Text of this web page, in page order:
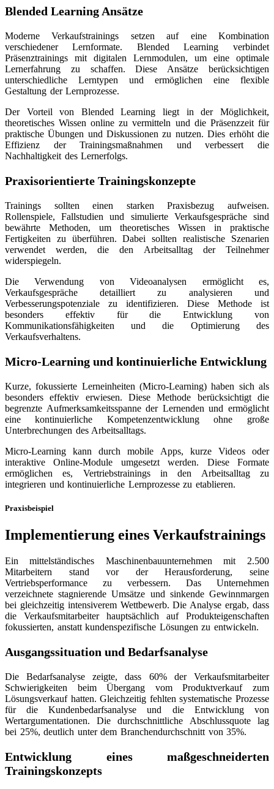
Blended Learning Ansätze
Moderne Verkaufstrainings setzen auf eine Kombination
verschiedener Lernformate. Blended Learning verbindet
Präsenztrainings mit digitalen Lernmodulen, um eine optimale
Lernerfahrung zu schaffen. Diese Ansätze berücksichtigen
unterschiedliche Lerntypen und ermöglichen eine flexible
Gestaltung der Lernprozesse.
Der Vorteil von Blended Learning liegt in der Möglichkeit,
theoretisches Wissen online zu vermitteln und die Präsenzzeit für
praktische Übungen und Diskussionen zu nutzen. Dies erhöht die
Effizienz der Trainingsmaßnahmen und verbessert die
Nachhaltigkeit des Lernerfolgs.
Praxisorientierte Trainingskonzepte
Trainings sollten einen starken Praxisbezug aufweisen.
Rollenspiele, Fallstudien und simulierte Verkaufsgespräche sind
bewährte Methoden, um theoretisches Wissen in praktische
Fertigkeiten zu überführen. Dabei sollten realistische Szenarien
verwendet werden, die den Arbeitsalltag der Teilnehmer
widerspiegeln.
Die Verwendung von Videoanalysen ermöglicht es,
Verkaufsgespräche detailliert zu analysieren und
Verbesserungspotenziale zu identifizieren. Diese Methode ist
besonders effektiv für die Entwicklung von
Kommunikationsfähigkeiten und die Optimierung des
Verkaufsverhaltens.
Micro-Learning und kontinuierliche Entwicklung
Kurze, fokussierte Lerneinheiten (Micro-Learning) haben sich als
besonders effektiv erwiesen. Diese Methode berücksichtigt die
begrenzte Aufmerksamkeitsspanne der Lernenden und ermöglicht
eine kontinuierliche Kompetenzentwicklung ohne große
Unterbrechungen des Arbeitsalltags.
Micro-Learning kann durch mobile Apps, kurze Videos oder
interaktive Online-Module umgesetzt werden. Diese Formate
ermöglichen es, Vertriebstrainings in den Arbeitsalltag zu
integrieren und kontinuierliche Lernprozesse zu etablieren.
Praxisbeispiel
Implementierung eines Verkaufstrainings
Ein mittelständisches Maschinenbauunternehmen mit 2.500
Mitarbeitern stand vor der Herausforderung, seine
Vertriebsperformance zu verbessern. Das Unternehmen
verzeichnete stagnierende Umsätze und sinkende Gewinnmargen
bei gleichzeitig intensiverem Wettbewerb. Die Analyse ergab, dass
die Verkaufsmitarbeiter hauptsächlich auf Produkteigenschaften
fokussierten, anstatt kundenspezifische Lösungen zu entwickeln.
Ausgangssituation und Bedarfsanalyse
Die Bedarfsanalyse zeigte, dass 60% der Verkaufsmitarbeiter
Schwierigkeiten beim Übergang vom Produktverkauf zum
Lösungsverkauf hatten. Gleichzeitig fehlten systematische Prozesse
für die Kundenbedarfsanalyse und die Entwicklung von
Wertargumentationen. Die durchschnittliche Abschlussquote lag
bei 25%, deutlich unter dem Branchendurchschnitt von 35%.
Entwicklung eines maßgeschneiderten
Trainingskonzepts